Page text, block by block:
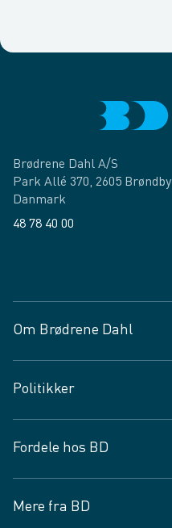
Brødrene Dahl A/S
Park Allé 370, 2605 Brøndby
Danmark
48 78 40 00
Om Brødrene Dahl
Vagttelefon 30 10 89 89
Spørgsmål og svar
Job og karriere
Fødevarekontrolrapport
Politikker
Privatlivspolitik
Cookies
Vilkår og betingelser
Fordele hos BD
BD app
Mere fra BD